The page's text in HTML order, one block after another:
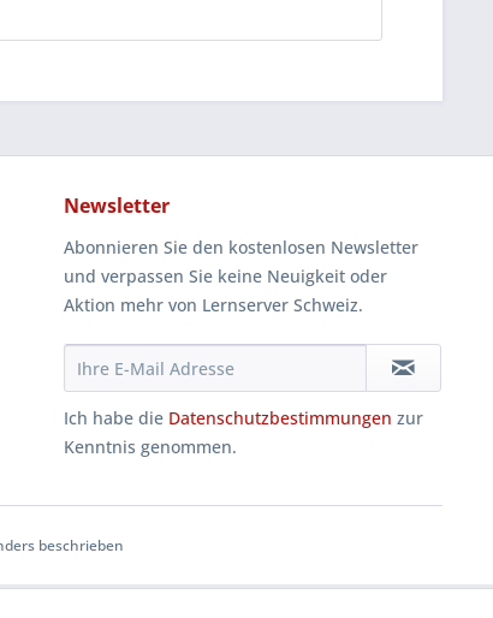
Newsletter
Abonnieren Sie den kostenlosen Newsletter
und verpassen Sie keine Neuigkeit oder
Aktion mehr von Lernserver Schweiz.
Ich habe die Datenschutzbestimmungen zur
Kenntnis genommen.
beschrieben